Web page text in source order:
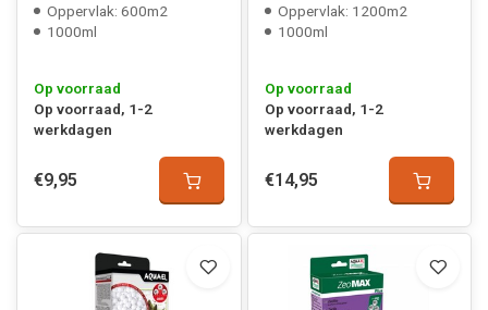
Oppervlak: 600m2
1000ml
Op voorraad
Op voorraad, 1-2
werkdagen
€9,95
Oppervlak: 1200m2
1000ml
Op voorraad
Op voorraad, 1-2
werkdagen
€14,95